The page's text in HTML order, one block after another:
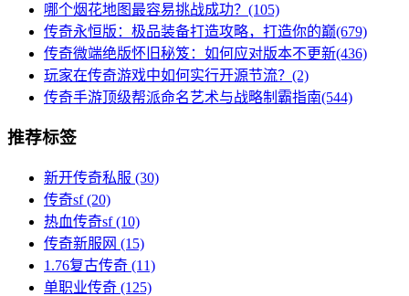
哪个烟花地图最容易挑战成功？(105)
传奇永恒版：极品装备打造攻略，打造你的巅(679)
传奇微端绝版怀旧秘笈：如何应对版本不更新(436)
玩家在传奇游戏中如何实行开源节流？(2)
传奇手游顶级帮派命名艺术与战略制霸指南(544)
推荐标签
新开传奇私服 (30)
传奇sf(20)
热血传奇sf(10)
传奇新服网 (15)
1.76复古传奇 (11)
单职业传奇 (125)